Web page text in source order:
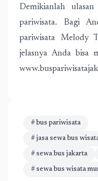
Demikianlah
pariwisata. Bagi
pariwisata Melody
jelasnya Anda bisa
# bus pariwisata
# jasa sewa bus
# sewa bus jakarta
# sewa bus wisata